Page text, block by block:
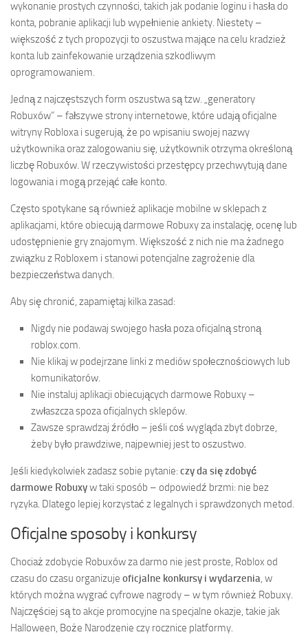
wykonanie prostych czynności, takich jak podanie loginu i hasła do
konta, pobranie aplikacji lub wypełnienie ankiety. Niestety –
większość z tych propozycji to oszustwa mające na celu kradzież
konta lub zainfekowanie urządzenia szkodliwym
oprogramowaniem.
Jedną z najczęstszych form oszustwa są tzw. „generatory
Robuxów” – fałszywe strony internetowe, które udają oficjalne
witryny Robloxa i sugerują, że po wpisaniu swojej nazwy
użytkownika oraz zalogowaniu się, użytkownik otrzyma określoną
liczbę Robuxów. W rzeczywistości przestępcy przechwytują dane
logowania i mogą przejąć całe konto.
Często spotykane są również aplikacje mobilne w sklepach z
aplikacjami, które obiecują darmowe Robuxy za instalację, ocenę lub
udostępnienie gry znajomym. Większość z nich nie ma żadnego
związku z Robloxem i stanowi potencjalne zagrożenie dla
bezpieczeństwa danych.
Aby się chronić, zapamiętaj kilka zasad:
Nigdy nie podawaj swojego hasła poza oficjalną stroną
roblox.com.
Nie klikaj w podejrzane linki z mediów społecznościowych lub
komunikatorów.
Nie instaluj aplikacji obiecujących darmowe Robuxy –
zwłaszcza spoza oficjalnych sklepów.
Zawsze sprawdzaj źródło – jeśli coś wygląda zbyt dobrze,
żeby było prawdziwe, najpewniej jest to oszustwo.
Jeśli kiedykolwiek zadasz sobie pytanie: czy da się zdobyć
darmowe Robuxyw taki sposób – odpowiedź brzmi: nie bez
ryzyka. Dlatego lepiej korzystać z legalnych i sprawdzonych metod.
Oficjalne sposoby i konkursy
Chociaż zdobycie Robuxów za darmo nie jest proste, Roblox od
czasu do czasu organizuje oficjalne konkursy i wydarzenia, w
których można wygrać cyfrowe nagrody – w tym również Robuxy.
Najczęściej są to akcje promocyjne na specjalne okazje, takie jak
Halloween, Boże Narodzenie czy rocznice platformy.